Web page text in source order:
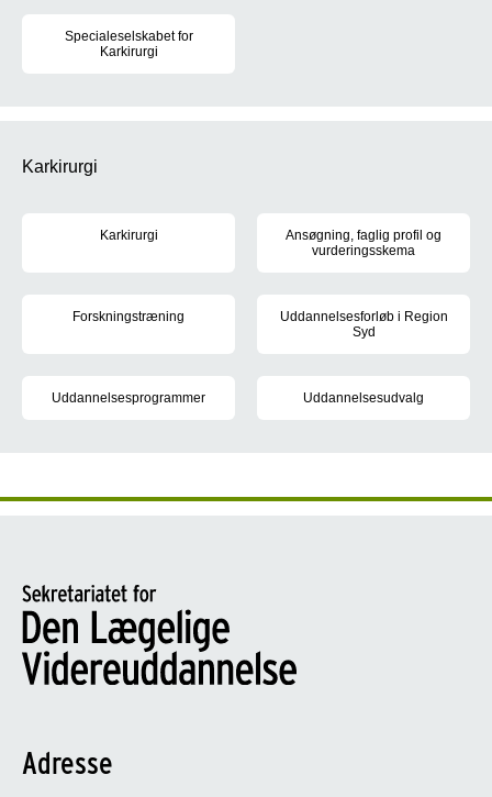
Specialeselskabet for
Karkirurgi
Karkirurgi
Karkirurgi
Som karkirurg arbejder du med at behandle
Ansøgning, faglig profil og
vurderingsskema
Forskningstræning
Du skal gennemføre forskningstræning i dit
Uddannelsesforløb i Region
Syd
Uddannelsesprogrammer Uddannelsesudvalg
Adresse